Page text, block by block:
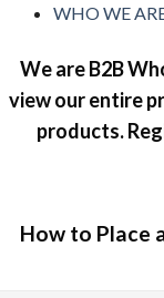
WHO WE
We are B2B
view our entire
products.
How to Place